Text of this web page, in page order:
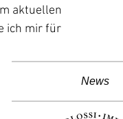
aktuellen
ich mir für
News